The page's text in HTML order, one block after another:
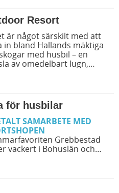
över Sveriges 25
eftersökta ställplatser för
Resort
in bland Hallands mäktiga
med husbil – en
av omedelbart lugn,
och ta del av vårt
från både
och äventyren runt
för husbilar
SAMARBETE MED
Grebbestad
vackert i Bohuslän och